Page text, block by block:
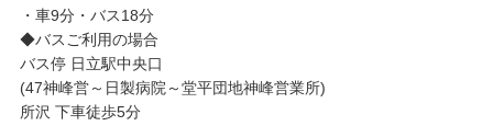
・車9分・バス18分
◆バスご利用の場合
バス停 日立駅中央口
(47神峰営～日製病院～堂平団地神峰営業所)
所沢 下車徒歩5分